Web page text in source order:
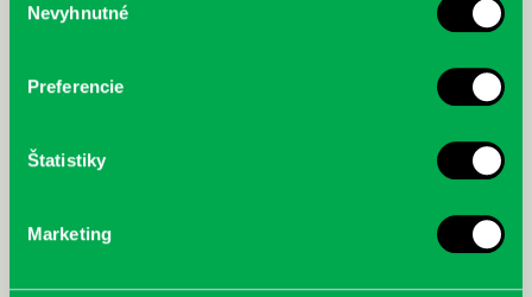
súhlasu
Nevyhnutné
Preferencie
Štatistiky
Marketing
cyklistu modernej doby: